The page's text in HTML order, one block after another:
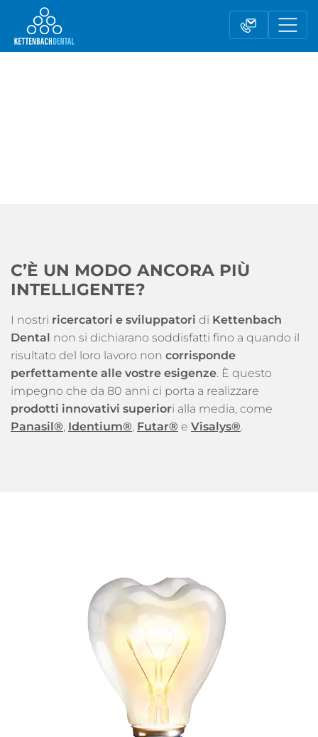
Modulo contatto
C’È UN MODO ANCORA PIÙ
INTELLIGENTE?
I nostri ricercatori e sviluppatori di Kettenbach
Dental non si dichiarano soddisfatti fino a quando il
risultato del loro lavoro non corrisponde
perfettamente alle vostre esigenze. È questo
impegno che da 80 anni ci porta a realizzare
prodotti innovativi superiori alla media, come
Panasil®, Identium®, Futar® e Visalys®.